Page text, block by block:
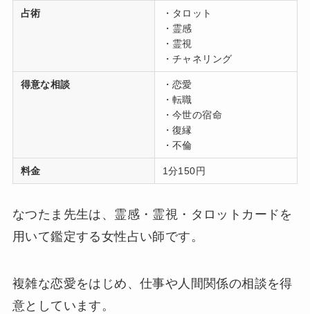
占術
・タロット
・霊感
・霊視
・チャネリング
得意な相談
・恋愛
・転職
・今世の宿命
・復縁
・不倫
料金 1分150円
なつたま先生は、霊感・霊視・タロットカードを
用いて鑑定する女性占い師です。
複雑な恋愛をはじめ、仕事や人間関係の相談を得
意としています。